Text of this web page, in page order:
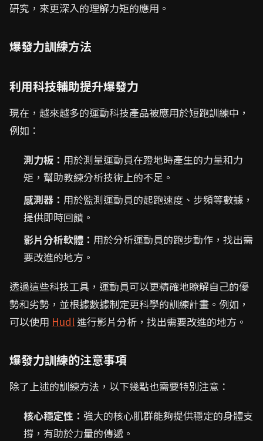
研究，來更深入的理解力矩的應用。
爆發力訓練方法
利用科技輔助提升爆發力
現在，越來越多的運動科技產品被應用於短跑訓練中，
例如：
測力板： 用於測量運動員在蹬地時產生的力量和力
矩，幫助教練分析技術上的不足。
感測器： 用於監測運動員的起跑速度、步頻等數據，
提供即時回饋。
影片分析軟體： 用於分析運動員的跑步動作，找出需
要改進的地方。
透過這些科技工具，運動員可以更精確地瞭解自己的優
勢和劣勢，並根據數據制定更科學的訓練計畫。例如，
可以使用 Hudl 進行影片分析，找出需要改進的地方。
爆發力訓練的注意事項
除了上述的訓練方法，以下幾點也需要特別注意：
核心穩定性： 強大的核心肌群能夠提供穩定的身體支
撐，有助於力量的傳遞。